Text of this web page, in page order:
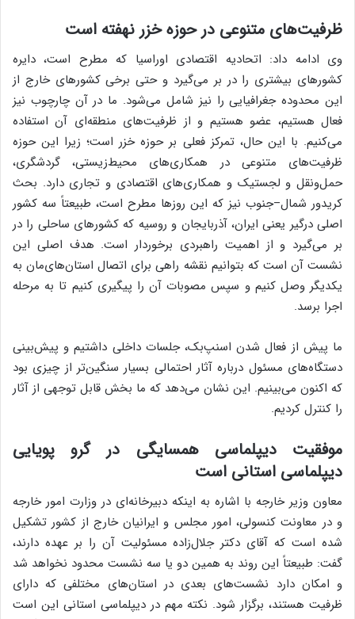
ظرفیت‌های متنوعی در حوزه خزر نهفته است
وی ادامه داد: اتحادیه اقتصادی اوراسیا که مطرح است، دایره
کشورهای بیشتری را در بر می‌گیرد و حتی برخی کشورهای خارج از
این محدوده جغرافیایی را نیز شامل می‌شود. ما در آن چارچوب نیز
فعال هستیم، عضو هستیم و از ظرفیت‌های منطقه‌ای آن استفاده
می‌کنیم. با این حال، تمرکز فعلی بر حوزه خزر است؛ زیرا این حوزه
ظرفیت‌های متنوعی در همکاری‌های محیط‌زیستی، گردشگری،
حمل‌ونقل و لجستیک و همکاری‌های اقتصادی و تجاری دارد. بحث
کریدور شمال–جنوب نیز که این روزها مطرح است، طبیعتاً سه کشور
اصلی درگیر یعنی ایران، آذربایجان و روسیه که کشورهای ساحلی را در
بر می‌گیرد و از اهمیت راهبردی برخوردار است. هدف اصلی این
نشست آن است که بتوانیم نقشه راهی برای اتصال استان‌های‌مان به
یکدیگر وصل کنیم و سپس مصوبات آن را پیگیری کنیم تا به مرحله
اجرا برسد.
ما پیش از فعال شدن اسنپ‌بک، جلسات داخلی داشتیم و پیش‌بینی
دستگاه‌های مسئول درباره آثار احتمالی بسیار سنگین‌تر از چیزی بود
که اکنون می‌بینیم. این نشان می‌دهد که ما بخش قابل توجهی از آثار
را کنترل کردیم.
موفقیت دیپلماسی همسایگی در گرو پویایی
دیپلماسی استانی است
معاون وزیر خارجه با اشاره به اینکه دبیرخانه‌ای در وزارت امور خارجه
و در معاونت کنسولی، امور مجلس و ایرانیان خارج از کشور تشکیل
شده است که آقای دکتر جلال‌زاده مسئولیت آن را بر عهده دارند،
گفت: طبیعتاً این روند به همین دو یا سه نشست محدود نخواهد شد
و امکان دارد نشست‌های بعدی در استان‌های مختلفی که دارای
ظرفیت هستند، برگزار شود. نکته مهم در دیپلماسی استانی این است